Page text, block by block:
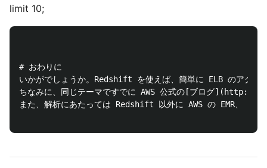
limit 10;
# おわりに
いかがでしょうか。Redshift を使えば、簡単に ELB のアクセス
ちなみに、同じテーマですでに AWS 公式の[ブログ](http://
また、解析にあたっては Redshift 以外に AWS の EMR、